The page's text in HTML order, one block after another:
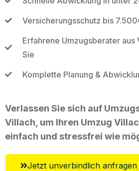
Versicherungsschutz bis
Erfahrene Umzugsberater aus
Sie
Komplette Planung &
Verlassen Sie sich auf
Villach, um Ihren Umzug
einfach und stressfrei wie
Jetzt unverbindlich anfragen